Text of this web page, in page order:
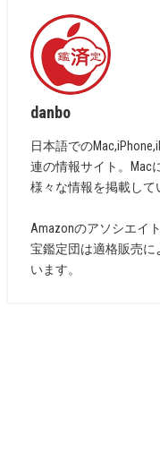
danbo
日本語での
連の情報サイト。Mac
様々な情報を掲載して
Amazonのアソシエイ
宝鑑定団は適格販売に
います。